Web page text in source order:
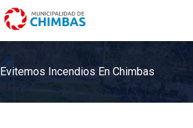
Evitemos Incendios En Chimbas